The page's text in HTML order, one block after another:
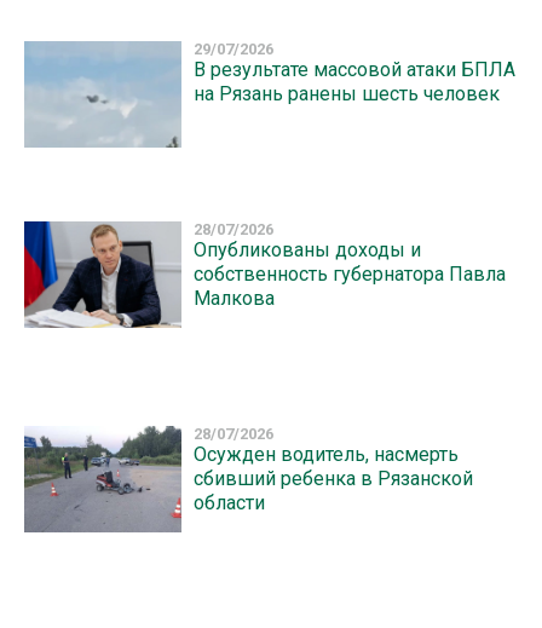
29/07/2026
В результате массовой атаки БПЛА
на Рязань ранены шесть человек
28/07/2026
Опубликованы доходы и
собственность губернатора Павла
Малкова
28/07/2026
Осужден водитель, насмерть
сбивший ребенка в Рязанской
области